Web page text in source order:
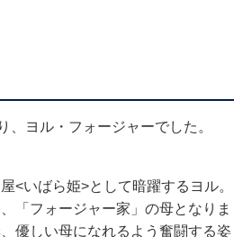
ヨル・フォージャーでした。
<いばら姫>として暗躍するヨル。
「フォージャー家」の母となりま
優しい母になれるよう奮闘する姿